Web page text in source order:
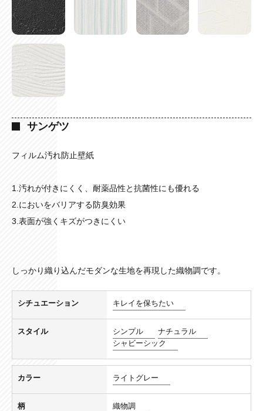
サンゲツ
フィルム汚れ防止壁紙
1.汚れが付きにくく、耐薬品性と抗菌性にも優れる
2.においをバリアする防臭効果
3.表面が強くキズがつきにくい
しっかり織り込んだモダンな生地を再現した織物調です。
シチュエーション キレイを保ちたい
スタイル シンプル
ナチュラル
シャビーシック
カラー ライトグレー
柄 織物調